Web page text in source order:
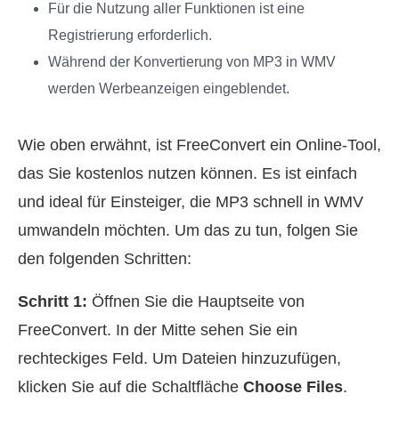
Für die Nutzung aller Funktionen ist eine
Registrierung erforderlich.
Während der Konvertierung von MP3 in WMV
werden Werbeanzeigen eingeblendet.
Wie oben erwähnt, ist FreeConvert ein Online‑Tool,
das Sie kostenlos nutzen können. Es ist einfach
und ideal für Einsteiger, die MP3 schnell in WMV
umwandeln möchten. Um das zu tun, folgen Sie
den folgenden Schritten:
Schritt 1: Öffnen Sie die Hauptseite von
FreeConvert. In der Mitte sehen Sie ein
rechteckiges Feld. Um Dateien hinzuzufügen,
klicken Sie auf die Schaltfläche Choose Files.